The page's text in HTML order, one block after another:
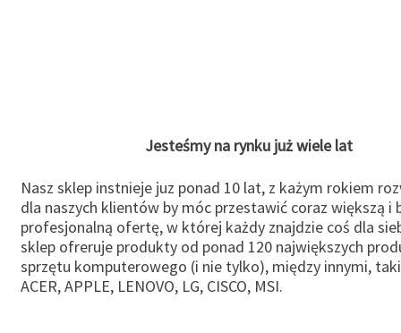
Jesteśmy na rynku już wiele lat
Nasz sklep instnieje juz ponad 10 lat, z każym rokiem
dla naszych klientów by móc przestawić coraz większą i
profesjonalną ofertę, w której każdy znajdzie coś dla
sklep ofreruje produkty od ponad 120 największych
sprzętu komputerowego (i nie tylko), między innymi,
ACER, APPLE, LENOVO, LG, CISCO, MSI.